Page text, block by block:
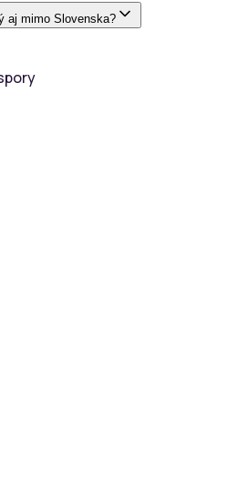
aj mimo Slovenska?